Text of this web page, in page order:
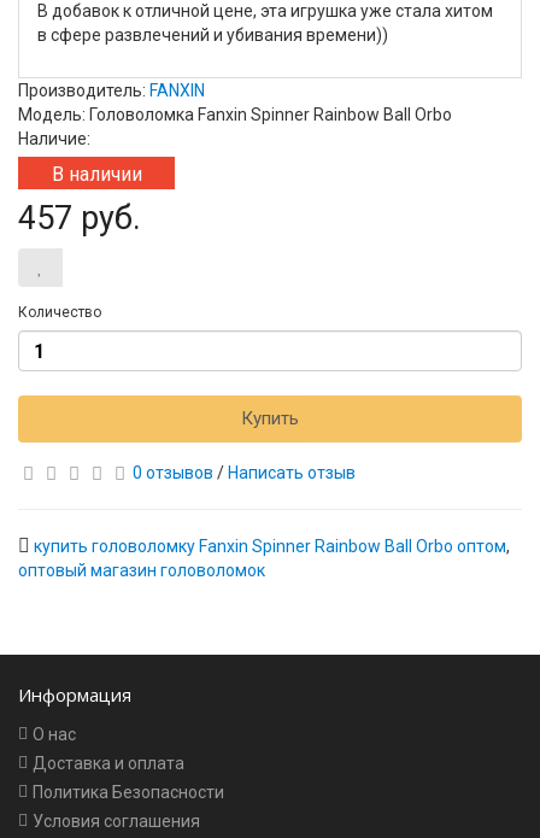
В добавок к отличной цене, эта игрушка уже стала хитом
в сфере развлечений и убивания времени))
Производитель: FANXIN
Модель: Головоломка Fanxin Spinner Rainbow Ball Orbo
Наличие:
В наличии
457 руб.
Количество
Купить
0 отзывов / Написать отзыв
купить головоломку Fanxin Spinner Rainbow Ball Orbo оптом,
оптовый магазин головоломок
Информация
О нас
Доставка и оплата
Политика Безопасности
Условия соглашения